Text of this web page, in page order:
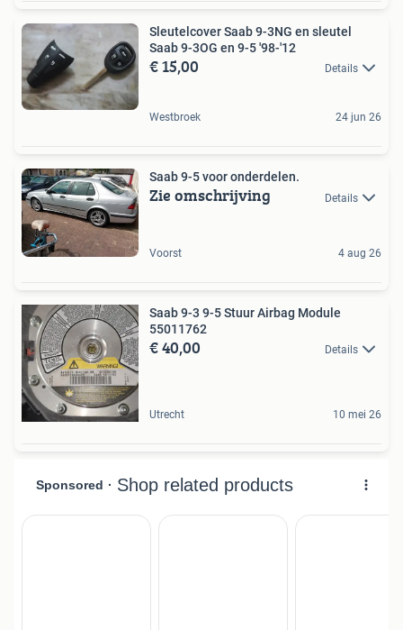
Sleutelcover Saab 9-3NG en sleutel
Saab 9-3OG en 9-5 '98-'12
€ 15,00 Details
Westbroek 24 jun 26
Saab 9-5 voor onderdelen.
Zie omschrijving Details
Voorst 4 aug 26
Saab 9-3 9-5 Stuur Airbag Module
55011762
€ 40,00 Details
Utrecht 10 mei 26